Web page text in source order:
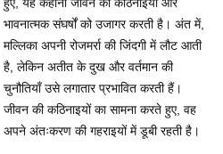
भावनात्मक संघर्षों को उजागर करती है। अंत में,
मल्लिका अपनी रोजमर्रा की जिंदगी में लौट आती
है, लेकिन अतीत के दुख और वर्तमान की
चुनौतियाँ उसे लगातार प्रभावित करती हैं।
जीवन की कठिनाइयों का सामना करते हुए, वह
अपने अंतःकरण की गहराइयों में डूबी रहती है।